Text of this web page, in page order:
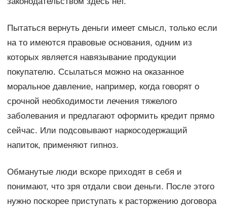
Пытаться вернуть деньги имеет смысл, только если
на то имеются правовые основания, одним из
которых является навязывание продукции
покупателю. Ссылаться можно на оказанное
моральное давление, например, когда говорят о
срочной необходимости лечения тяжелого
заболевания и предлагают оформить кредит прямо
сейчас. Или подсовывают наркосодержащий
напиток, применяют гипноз.
Обманутые люди вскоре приходят в себя и
понимают, что зря отдали свои деньги. После этого
нужно поскорее приступать к расторжению договора